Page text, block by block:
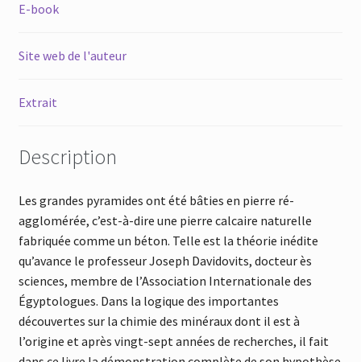
E-book
Site web de l'auteur
Extrait
Description
Les grandes pyramides ont été bâties en pierre ré-
agglomérée, c’est-à-dire une pierre calcaire naturelle
fabriquée comme un béton. Telle est la théorie inédite
qu’avance le professeur Joseph Davidovits, docteur ès
sciences, membre de l’Association Internationale des
Égyptologues. Dans la logique des importantes
découvertes sur la chimie des minéraux dont il est à
l’origine et après vingt-sept années de recherches, il fait